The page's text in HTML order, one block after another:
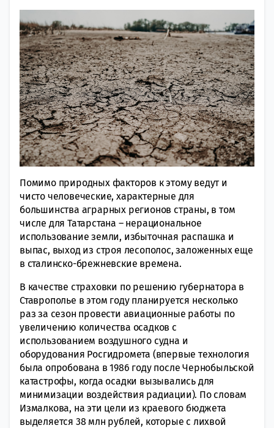
Помимо природных факторов к этому ведут и
чисто человеческие, характерные для
большинства аграрных регионов страны, в том
числе для Татарстана – нерациональное
использование земли, избыточная распашка и
выпас, выход из строя лесополос, заложенных еще
в сталинско-брежневские времена.
В качестве страховки по решению губернатора в
Ставрополье в этом году планируется несколько
раз за сезон провести авиационные работы по
увеличению количества осадков с
использованием воздушного судна и
оборудования Росгидромета (впервые технология
была опробована в 1986 году после Чернобыльской
катастрофы, когда осадки вызывались для
минимизации воздействия радиации). По словам
Измалкова, на эти цели из краевого бюджета
выделяется 38 млн рублей, которые с лихвой